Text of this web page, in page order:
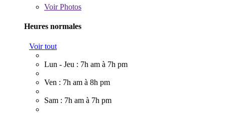
VoirPhotos
Heures normales
Voir tout
Lun - Jeu : 7h am à 7h pm
Ven : 7h am à 8h pm
Sam : 7h am à 7h pm